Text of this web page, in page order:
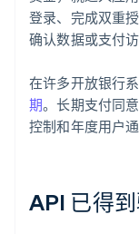
登录、完成双重
确认数据或支付
在许多开放银行
期。长期支付同
控制和年度用户通
API 已得